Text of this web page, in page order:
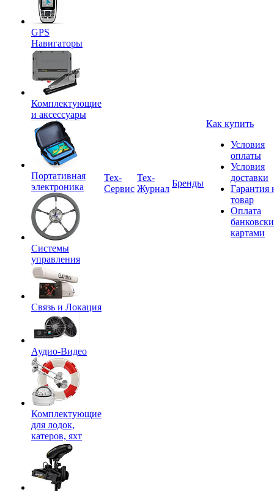
GPS
Навигаторы
Комплектующие
и аксессуары
Портативная
электроника
Системы
управления
Связь и Локация
Аудио-Видео
Комплектующие
для лодок,
катеров, яхт
Tex-
Сервис
Тех-
Журнал
Бренды
Как купить
Условия
оплаты
Условия
доставки
Гарантия
товар
Оплата
картами